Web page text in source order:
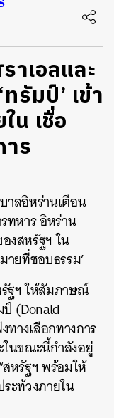
เอลและ
มป์’ เข้า
น เชื่อ
ร
าลอิหร่านเตือน
ทหาร อิหร่าน
งสหรัฐฯ ใน
ายที่ชอบธรรม’
ฐฯ ให้สัมภาษณ์
(Donald
ทางเลือกทางการ
นขณะนี้กำลังอยู่
หรัฐฯ พร้อมให้
ะท้วงภายใน